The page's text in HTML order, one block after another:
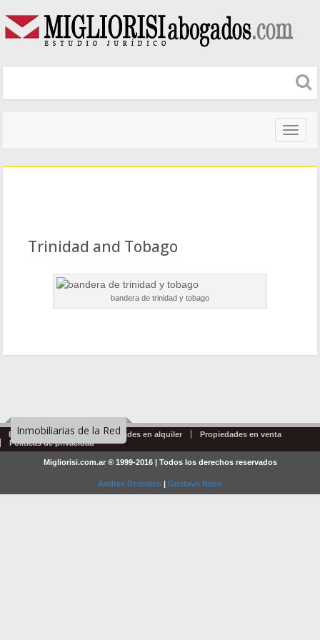
Trinidad and Tobago
bandera de trinidad y tobago
Inmobiliarias de la Red
Emprendimientos Propiedades en alquiler
Propiedades en venta
Politicas de privacidad
Migliorisi.com.ar ® 1999-2016 | Todos los derechos reservados
Andres Descalzo | Gustavo Nano